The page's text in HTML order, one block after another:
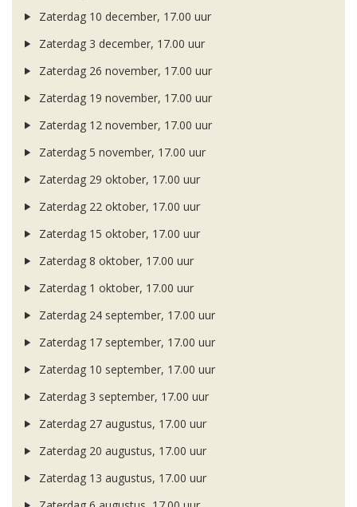
Zaterdag 10 december, 17.00 uur
Zaterdag 3 december, 17.00 uur
Zaterdag 26 november, 17.00 uur
Zaterdag 19 november, 17.00 uur
Zaterdag 12 november, 17.00 uur
Zaterdag 5 november, 17.00 uur
Zaterdag 29 oktober, 17.00 uur
Zaterdag 22 oktober, 17.00 uur
Zaterdag 15 oktober, 17.00 uur
Zaterdag 8 oktober, 17.00 uur
Zaterdag 1 oktober, 17.00 uur
Zaterdag 24 september, 17.00 uur
Zaterdag 17 september, 17.00 uur
Zaterdag 10 september, 17.00 uur
Zaterdag 3 september, 17.00 uur
Zaterdag 27 augustus, 17.00 uur
Zaterdag 20 augustus, 17.00 uur
Zaterdag 13 augustus, 17.00 uur